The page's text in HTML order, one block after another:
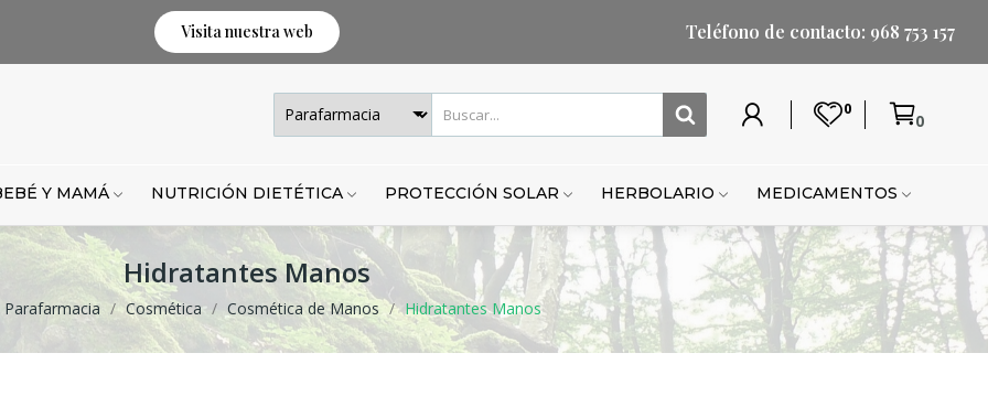
Visita nuestra web Teléfono de contacto: 968 753 157
0
Lista
Carrito 0
Y MAMÁ NUTRICIÓN DIETÉTICA PROTECCIÓN SOLAR HERBOLARIO MEDICAMENTOS
Hidratantes Manos
Parafarmacia Cosmética Cosmética de Manos Hidratantes Manos